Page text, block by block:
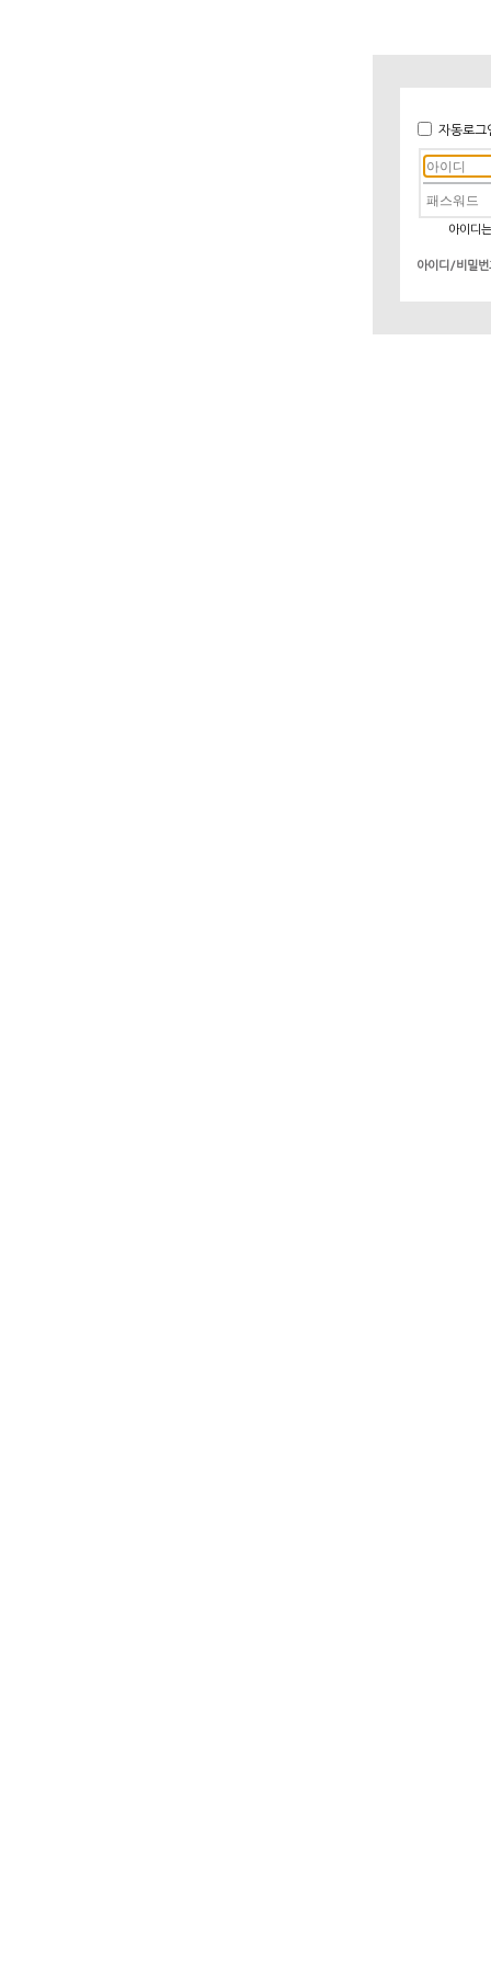
자동로그
아이디
아이디/비밀번